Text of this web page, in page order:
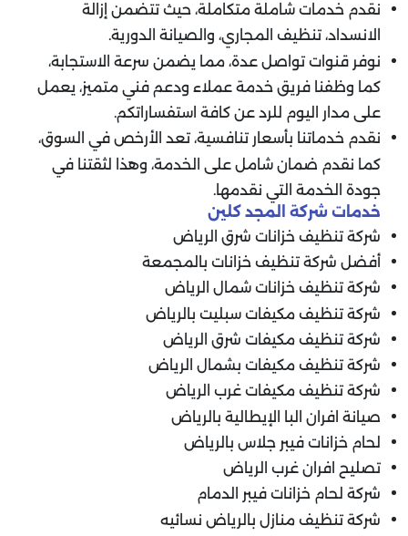
نقدم خدمات شاملة متكاملة، حيث تتضمن إزالة
الانسداد، تنظيف المجاري، والصيانة الدورية.
نوفر قنوات تواصل عدة، مما يضمن سرعة الاستجابة،
كما وظفنا فريق خدمة عملاء ودعم فني متميز، يعمل
على مدار اليوم للرد عن كافة استفساراتكم.
نقدم خدماتنا بأسعار تنافسية، تعد الأرخص في السوق،
كما نقدم ضمان شامل على الخدمة، وهذا لثقتنا في
جودة الخدمة التي نقدمها.
خدمات شركة المجد كلين
شركة تنظيف خزانات شرق الرياض
أفضل شركة تنظيف خزانات بالمجمعة
شركة تنظيف خزانات شمال الرياض
شركة تنظيف مكيفات سبليت بالرياض
شركة تنظيف مكيفات شرق الرياض
شركة تنظيف مكيفات بشمال الرياض
شركة تنظيف مكيفات غرب الرياض
صيانة افران البا الإيطالية بالرياض
لحام خزانات فيبر جلاس بالرياض
تصليح افران غرب الرياض
شركة لحام خزانات فيبر الدمام
شركة تنظيف منازل بالرياض نسائيه